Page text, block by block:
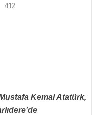
412
Kemal Atatürk,